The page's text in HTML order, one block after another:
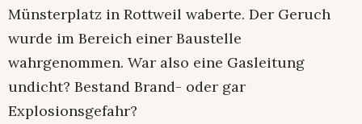
Münsterplatz in Rottweil waberte. Der Geruch
wurde im Bereich einer Baustelle
wahrgenommen. War also eine Gasleitung
undicht? Bestand Brand- oder gar
Explosionsgefahr?